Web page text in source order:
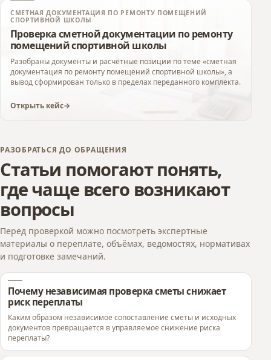
СМЕТНАЯ ДОКУМЕНТАЦИЯ ПО РЕМОНТУ ПОМЕЩЕНИЙ
СПОРТИВНОЙ ШКОЛЫ
Проверка сметной документации по ремонту
помещений спортивной школы
Разобраны документы и расчётные позиции по теме «сметная
документация по ремонту помещений спортивной школы», а
вывод сформирован только в пределах переданного комплекта.
Открыть кейс
РАЗОБРАТЬСЯ ДО ОБРАЩЕНИЯ
Статьи помогают понять,
где чаще всего возникают
вопросы
Перед проверкой можно посмотреть экспертные
материалы о переплате, объёмах, ведомостях, нормативах
и подготовке замечаний.
Почему независимая проверка сметы снижает
риск переплаты
Каким образом независимое сопоставление сметы и исходных
документов превращается в управляемое снижение риска
переплаты?